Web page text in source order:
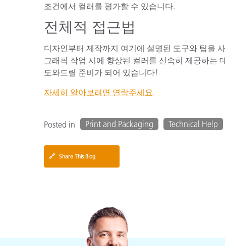
조건에서 컬러를 평가할 수 있습니다.
전체적 접근법
디자인부터 제작까지 여기에 설명된 도구와 팁을
그래픽 작업 시에 향상된 컬러를 신속히 제공하는
도와드릴 준비가 되어 있습니다!
자세히 알아보려면 연락주세요.
Posted in Print and Packaging Technical Help
🔗 Share This Blog